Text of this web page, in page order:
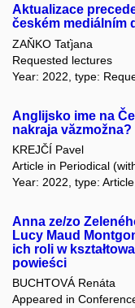
Aktualizace
českém mediálním
ZAŇKO Taťjana
Requested lectures
Year: 2022, type:
Anglijsko ime na
nakraja văzmožna?
KREJČÍ Pavel
Article in Periodical
Year: 2022, type:
Anna ze/zo
Lucy Maud
ich roli w
powieści
BUCHTOVÁ Renáta
Appeared in